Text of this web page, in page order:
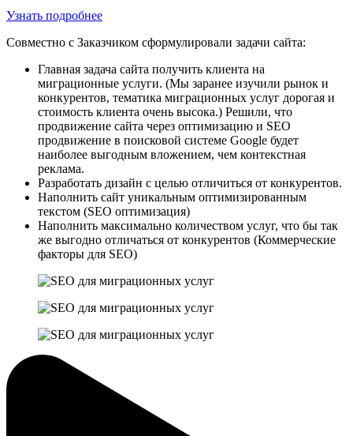
Узнать подробнее
Совместно с Заказчиком сформулировали задачи сайта:
Главная задача сайта получить клиента на
миграционные услуги. (Мы заранее изучили рынок и
конкурентов, тематика миграционных услуг дорогая и
стоимость клиента очень высока.) Решили, что
продвижение сайта через оптимизацию и SEO
продвижение в поисковой системе Google будет
наиболее выгодным вложением, чем контекстная
реклама.
Разработать дизайн с целью отличиться от конкурентов.
Наполнить сайт уникальным оптимизированным
текстом (SEO оптимизация)
Наполнить максимально количеством услуг, что бы так
же выгодно отличаться от конкурентов (Коммерческие
факторы для SEO)